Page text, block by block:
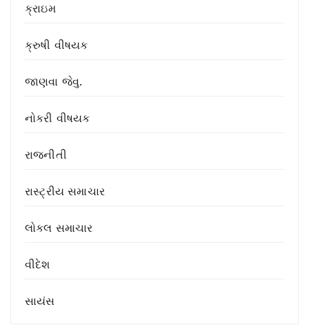
ક્રાઇમ
ક્રુષી વીષયક
જાણવા જેવુ.
નોકરી વીષયક
રાજનીતી
રાસ્ટ્રીય સમાચાર
લોકલ સમાચાર
વીદેશ
સાયંસ